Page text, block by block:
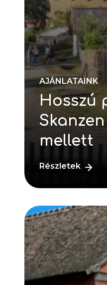
AJÁNLATAINK
Hosszú
mellett
Részletek